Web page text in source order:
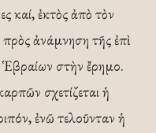
καί, ἐκτὸς ἀπὸ τὸν
ἀνάμνηση τῆς ἐπὶ
στὴν ἔρημο.
σχετίζεται ἡ
ἐνῶ τελοῦνταν ἡ